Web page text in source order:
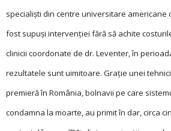
specialiști din centre universitare americane
fost supuși intervenției fără să achite
clinicii coordonate de dr. Leventer, în
rezultatele sunt uimitoare. Grație unei
premieră în România, bolnavii pe care
condamna la moarte, au primit în dar, circa